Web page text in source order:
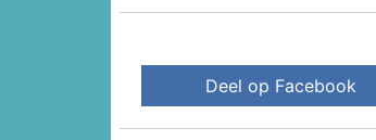
Deel op Facebook